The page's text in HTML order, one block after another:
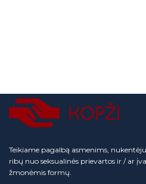
Teikiame pagalbą asmenims,
ribų nuo seksualinės prievartos ir / ar
žmonėmis formų.